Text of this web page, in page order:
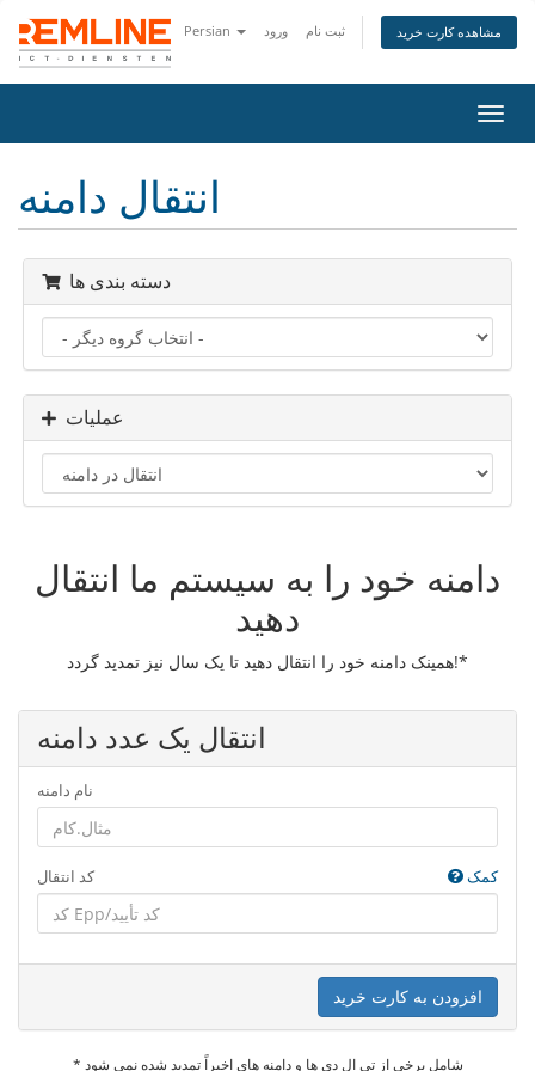
Persian ورود ثبت نام مشاهده کارت خرید
تغییر
انتقال دامنه
دسته بندی ها
عملیات
دامنه خود را به سیستم ما انتقال
دهید
همینک دامنه خود را انتقال دهید تا یک سال نیز تمدید گردد!*
انتقال یک عدد دامنه
نام دامنه
کد انتقال کمک
افزودن به کارت خرید
* شامل برخی از تی ال دی ها و دامنه های اخیراً تمدید شده نمی شود